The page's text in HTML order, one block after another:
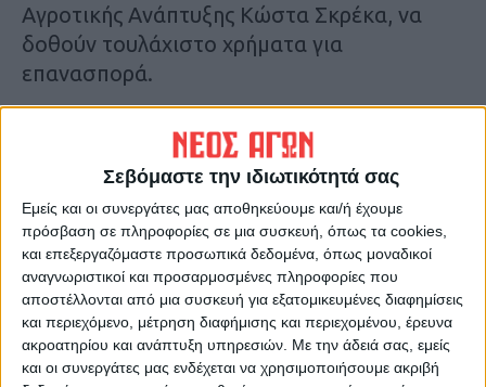
Σεβόμαστε την ιδιωτικότητά σας
Εμείς και οι συνεργάτες μας αποθηκεύουμε και/ή έχουμε
πρόσβαση σε πληροφορίες σε μια συσκευή, όπως τα cookies,
και επεξεργαζόμαστε προσωπικά δεδομένα, όπως μοναδικοί
αναγνωριστικοί και προσαρμοσμένες πληροφορίες που
αποστέλλονται από μια συσκευή για εξατομικευμένες διαφημίσεις
και περιεχόμενο, μέτρηση διαφήμισης και περιεχομένου, έρευνα
ακροατηρίου και ανάπτυξη υπηρεσιών. Με την άδειά σας, εμείς
και οι συνεργάτες μας ενδέχεται να χρησιμοποιήσουμε ακριβή
Αγροτικής Ανάπτυξης Κώστα Σκρέκα, να
δοθούν τουλάχιστο χρήματα για
επανασπορά.
Τελευταίες Ειδήσεις Σήμερα
Ακολούθησε την εφημερίδα ΝΕΟΣ
ΑΓΩΝ στο Google News!
Όλες οι εξελίξεις στην περιοχή της
Καρδίτσας και ευρύτερα της Θεσσαλίας
ΠΡΟΗΓΟΥΜΕΝΟ ΑΡΘΡΟ ΕΠΟΜΕΝΟ ΑΡΘΡΟ